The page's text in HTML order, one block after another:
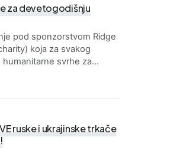
za devetogodišnju
pod sponzorstvom Ridge
koja za svakog
humanitarne svrhe za…
ruske i ukrajinske trkače